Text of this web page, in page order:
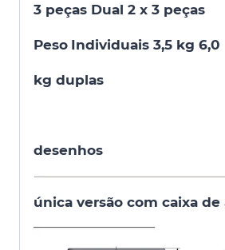
3 peças Dual 2 x 3 peças
Peso Individuais 3,5 kg 6,0
kg duplas
desenhos
única versão com caixa